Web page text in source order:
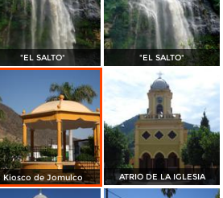
"EL SALTO" "EL SALTO"
Kiosco de Jomulco ATRIO DE LA IGLESIA